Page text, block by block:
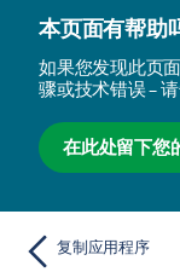
本页面有帮助
如果您发现此页
骤或技术错误 –
在此处留下您
复制应用程序